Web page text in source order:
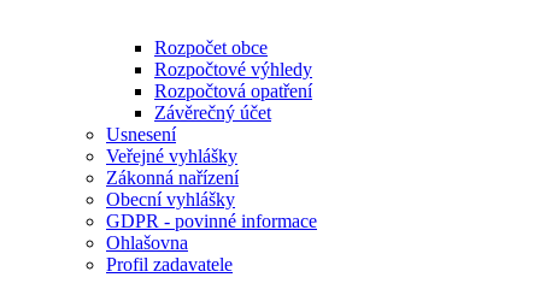
Rozpočet obce
Rozpočtové výhledy
Rozpočtová opatření
Závěrečný účet
Usnesení
Veřejné vyhlášky
Zákonná nařízení
Obecní vyhlášky
GDPR - povinné informace
Ohlašovna
Profil zadavatele